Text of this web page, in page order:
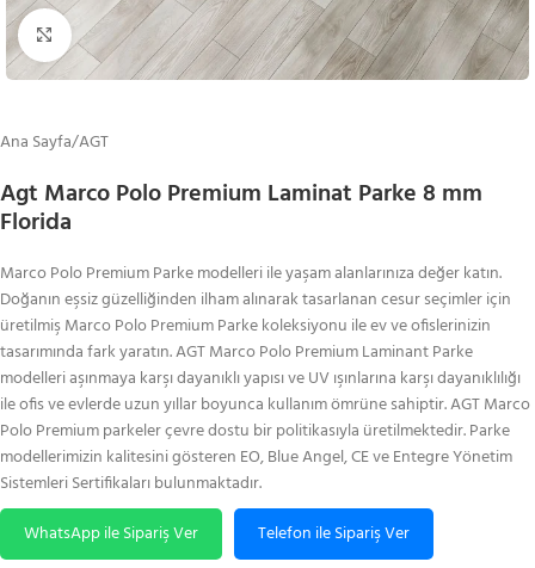
Büyütmek için tıklayın
Ana Sayfa/AGT
Agt Marco Polo Premium Laminat Parke 8 mm
Florida
Marco Polo Premium Parke modelleri ile yaşam alanlarınıza değer katın.
Doğanın eşsiz güzelliğinden ilham alınarak tasarlanan cesur seçimler için
üretilmiş Marco Polo Premium Parke koleksiyonu ile ev ve ofislerinizin
tasarımında fark yaratın. AGT Marco Polo Premium Laminant Parke
modelleri aşınmaya karşı dayanıklı yapısı ve UV ışınlarına karşı dayanıklılığı
ile ofis ve evlerde uzun yıllar boyunca kullanım ömrüne sahiptir. AGT Marco
Polo Premium parkeler çevre dostu bir politikasıyla üretilmektedir. Parke
modellerimizin kalitesini gösteren EO, Blue Angel, CE ve Entegre Yönetim
Sistemleri Sertifikaları bulunmaktadır.
WhatsApp ile Sipariş Ver
Telefon ile Sipariş Ver